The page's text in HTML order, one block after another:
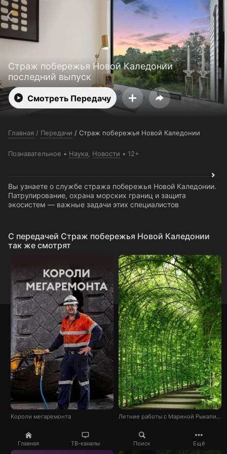
Главная ТВ-каналы Поиск Ещё
Страж побережья Новой Каледонии
последний выпуск
Смотреть Передачу
Главная / Передачи / Страж побережья Новой Каледонии
Познавательное Наука Новости 12+
Вы узнаете о службе стража побережья Новой Каледонии.
Патрулирование, охрана морских границ и защита
экосистем — важные задачи этих специалистов
C передачей Страж побережья Новой Каледонии
так же смотрят
Короли мегаремонта Летние работы с Мариной Рыкалиной
Поддержка:
О сервисе
Пользовательское соглашение
Политика конфиденциальности
Для партнёров
Ввести промокод
Установить на ТВ
Бесплатные каналы Контакты